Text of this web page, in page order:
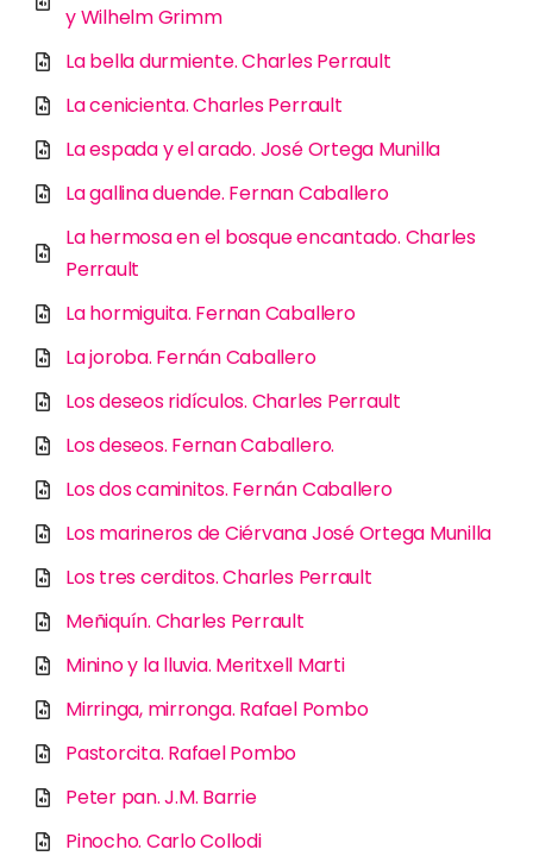
y Wilhelm Grimm
La bella durmiente. Charles Perrault
La cenicienta. Charles Perrault
La espada y el arado. José Ortega Munilla
La gallina duende. Fernan Caballero
La hermosa en el bosque encantado. Charles
Perrault
La hormiguita. Fernan Caballero
La joroba. Fernán Caballero
Los deseos ridículos. Charles Perrault
Los deseos. Fernan Caballero.
Los dos caminitos. Fernán Caballero
Los marineros de Ciérvana José Ortega Munilla
Los tres cerditos. Charles Perrault
Meñiquín. Charles Perrault
Minino y la lluvia. Meritxell Marti
Mirringa, mirronga. Rafael Pombo
Pastorcita. Rafael Pombo
Peter pan. J.M. Barrie
Pinocho. Carlo Collodi